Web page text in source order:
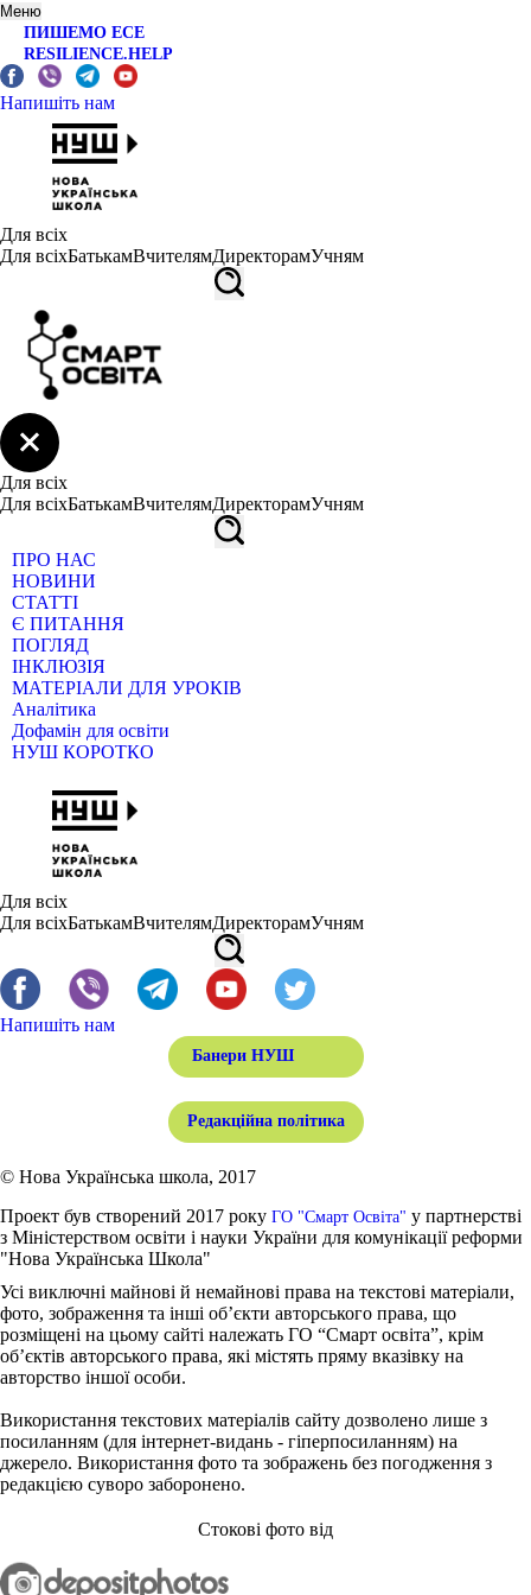
Меню
ПИШЕМО ЕСЕ
RESILIENCE.HELP
Напишіть нам
Для всіх
Для всіхБатькамВчителямДиректорамУчням
Для всіх
Для всіхБатькамВчителямДиректорамУчням
ПРО НАС
НОВИНИ
СТАТТІ
Є ПИТАННЯ
ПОГЛЯД
ІНКЛЮЗІЯ
МАТЕРІАЛИ ДЛЯ УРОКІВ
Аналітика
Дофамін для освіти
НУШ КОРОТКО
Для всіх
Для всіхБатькамВчителямДиректорамУчням
Напишіть нам
Банери НУШ
Редакційна політика
© Нова Українська школа, 2017
Проект був створений 2017 року ГО "Смарт Освіта" у партнерстві
з Міністерством освіти і науки України для комунікації реформи
"Нова Українська Школа"
Усі виключні майнові й немайнові права на текстові матеріали,
фото, зображення та інші об’єкти авторського права, що
розміщені на цьому сайті належать ГО “Смарт освіта”, крім
об’єктів авторського права, які містять пряму вказівку на
авторство іншої особи.
Використання текстових матеріалів сайту дозволено лише з
посиланням (для інтернет-видань - гіперпосиланням) на
джерело. Використання фото та зображень без погодження з
редакцією суворо заборонено.
Стокові фото від